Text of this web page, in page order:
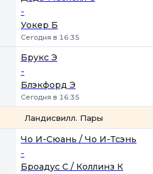
-
Уокер Б
Сегодня в 16:35
Брукс Э
-
Блэкфорд Э
Сегодня в 16:35
Ландисвилл. Пары
Чо И-Сюань / Чо И-Тсэнь
-
Броадус С / Коллинз К